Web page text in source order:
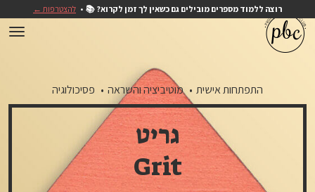
רוצה ללמוד מספרים מובילים גם כשאין לך זמן לקרוא? 📚 להצטרפות ←
התפתחות אישית מוטיביציה והשראה פסיכולוגיה
גריט
Grit